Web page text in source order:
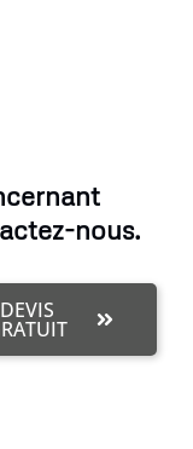
nous.
DEVIS